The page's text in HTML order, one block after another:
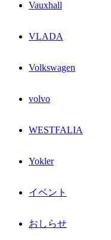
Vauxhall
VLADA
Volkswagen
volvo
WESTFALIA
Yokler
イベント
おしらせ